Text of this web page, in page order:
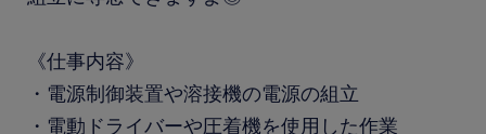
《仕事内容》
・電源制御装置や溶接機の電源の組立
・電動ドライバーや圧着機を使用した作業